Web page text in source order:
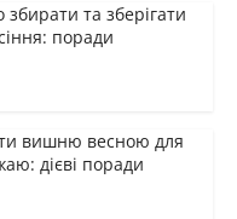
та зберігати
поради
вишню весною для
дієві поради